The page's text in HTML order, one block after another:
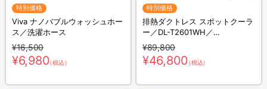
特別価格
Viva ナノバブルウォッシュホー
ス／洗濯ホース
¥16,500
¥6,980（税込）
特別価格
排熱ダクトレス スポットクーラ
ー／DL-T2601WH／
THREEUP(スリーアップ)／取付
工事不要／除湿
¥89,800
¥46,800（税込）